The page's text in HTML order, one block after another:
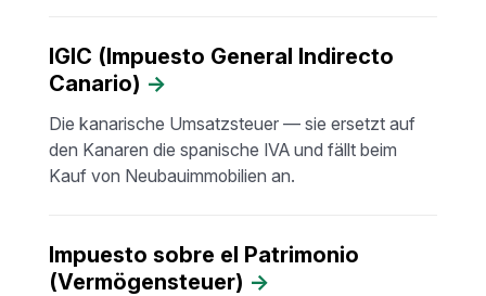
IGIC (Impuesto General Indirecto
Canario) →
Die kanarische Umsatzsteuer — sie ersetzt auf
den Kanaren die spanische IVA und fällt beim
Kauf von Neubauimmobilien an.
Impuesto sobre el Patrimonio
(Vermögensteuer) →